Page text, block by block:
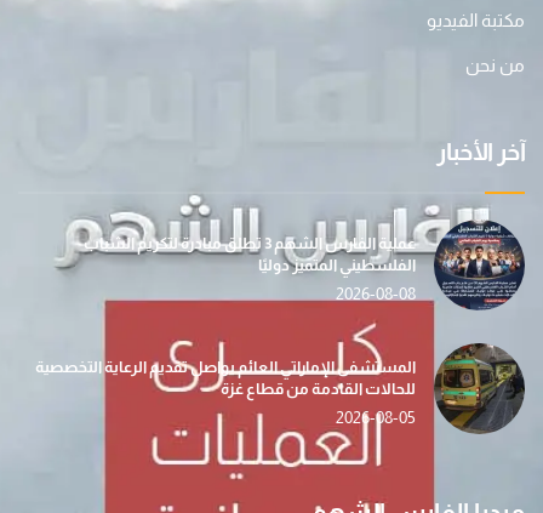
مكتبة الفيديو
من نحن
آخر الأخبار
عملية الفارس الشهم 3 تطلق مبادرة لتكريم الشباب
الفلسطيني المتميز دوليًا
2026-08-08
المستشفى الإماراتي العائم يواصل تقديم الرعاية التخصصية
للحالات القادمة من قطاع غزة
2026-08-05